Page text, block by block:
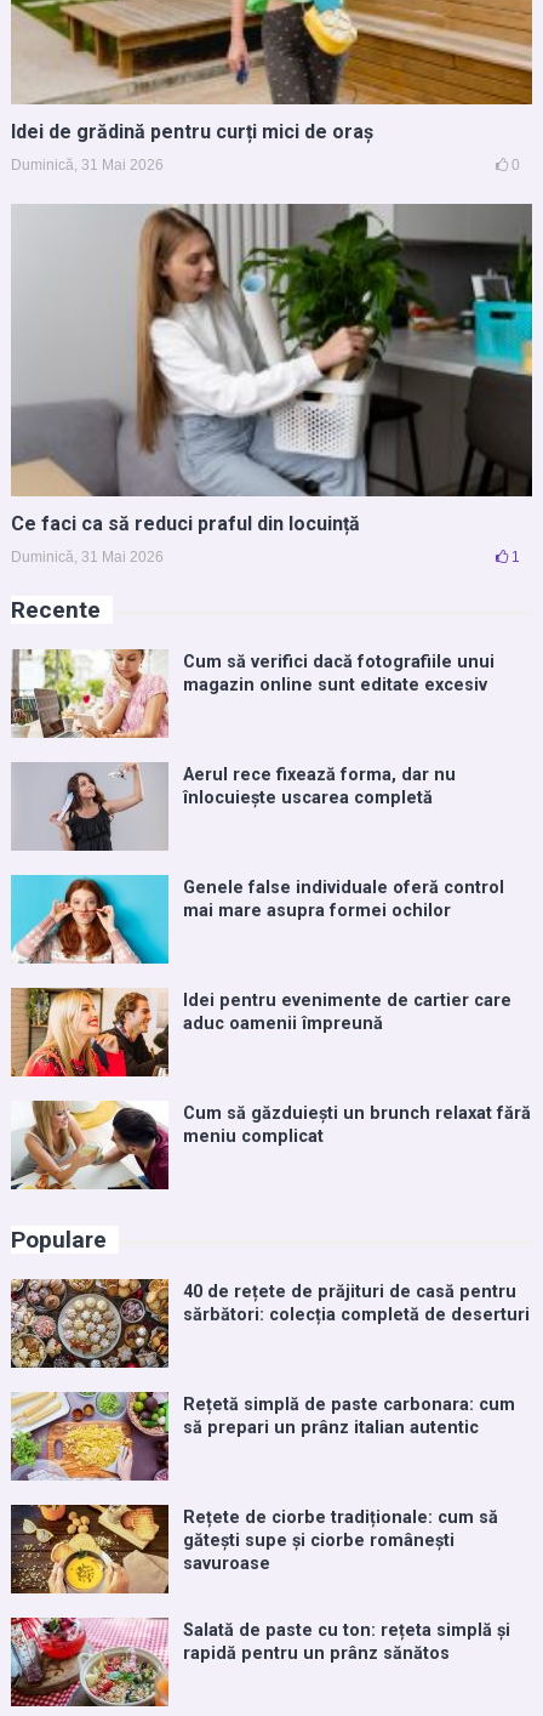
Idei de grădină pentru curți mici de oraș
Duminică, 31 Mai 2026 0
Ce faci ca să reduci praful din locuință
Duminică, 31 Mai 2026 1
Recente
Cum să verifici dacă fotografiile unui
magazin online sunt editate excesiv
Aerul rece fixează forma, dar nu
înlocuiește uscarea completă
Genele false individuale oferă control
mai mare asupra formei ochilor
Idei pentru evenimente de cartier care
aduc oamenii împreună
Cum să găzduiești un brunch relaxat fără
meniu complicat
Populare
40 de rețete de prăjituri de casă pentru
sărbători: colecția completă de deserturi
Rețetă simplă de paste carbonara: cum
să prepari un prânz italian autentic
Rețete de ciorbe tradiționale: cum să
gătești supe și ciorbe românești
savuroase
Salată de paste cu ton: rețeta simplă și
rapidă pentru un prânz sănătos